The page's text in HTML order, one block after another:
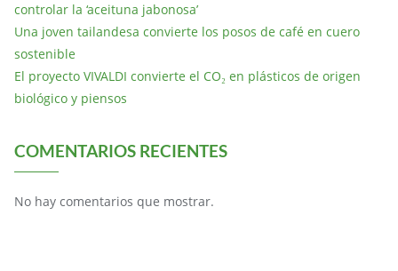
controlar la ‘aceituna jabonosa’
Una joven tailandesa convierte los posos de café en cuero
sostenible
El proyecto VIVALDI convierte el CO₂ en plásticos de origen
biológico y piensos
COMENTARIOS RECIENTES
No hay comentarios que mostrar.